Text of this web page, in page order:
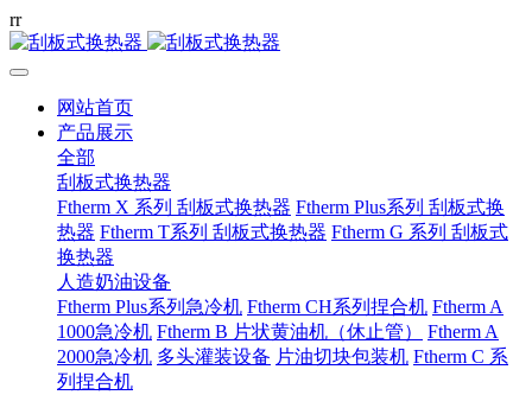
rr
网站首页
产品展示
全部
刮板式换热器
Ftherm X 系列 刮板式换热器 Ftherm Plus系列 刮板式换
热器 Ftherm T系列 刮板式换热器 Ftherm G 系列 刮板式
换热器
人造奶油设备
Ftherm Plus系列急冷机 Ftherm CH系列捏合机 Ftherm A
1000急冷机 Ftherm B 片状黄油机（休止管）
Ftherm A
2000急冷机 多头灌装设备 片油切块包装机 Ftherm C 系
列捏合机